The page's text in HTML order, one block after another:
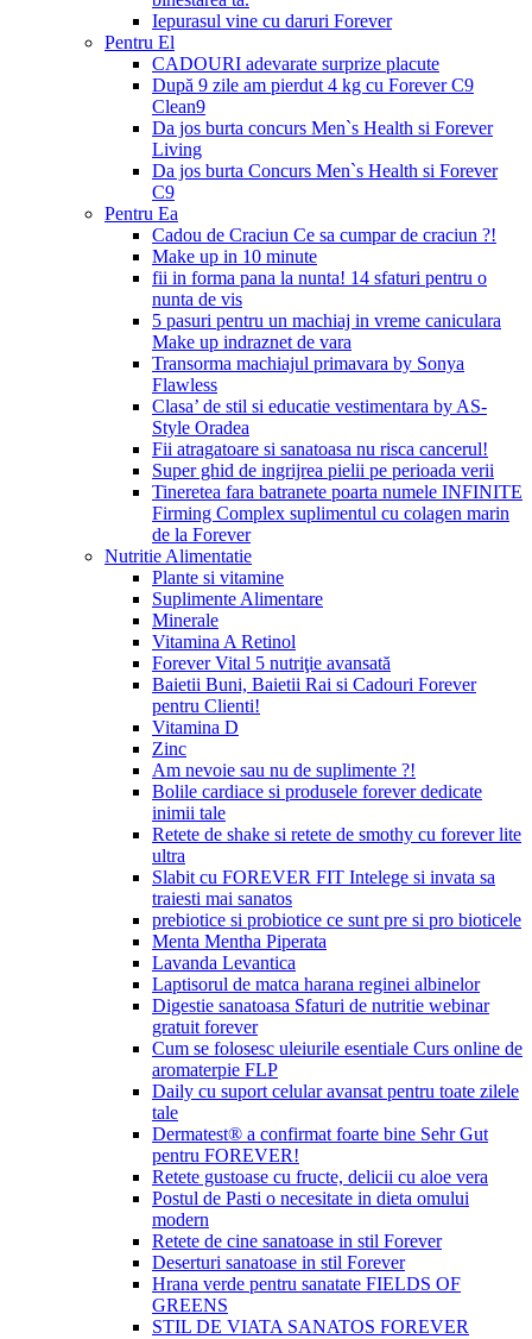
Iepurasul vine cu daruri Forever
Pentru El
CADOURI adevarate surprize placute
După 9 zile am pierdut 4 kg cu Forever C9
Clean9
Da jos burta concurs Men`s Health si Forever
Living
Da jos burta Concurs Men`s Health si Forever
C9
Pentru Ea
Cadou de Craciun Ce sa cumpar de craciun ?!
Make up in 10 minute
fii in forma pana la nunta! 14 sfaturi pentru o
nunta de vis
5 pasuri pentru un machiaj in vreme caniculara
Make up indraznet de vara
Transorma machiajul primavara by Sonya
Flawless
Clasa’ de stil si educatie vestimentara by AS-
Style Oradea
Fii atragatoare si sanatoasa nu risca cancerul!
Super ghid de ingrijrea pielii pe perioada verii
Tineretea fara batranete poarta numele INFINITE
Firming Complex suplimentul cu colagen marin
de la Forever
Nutritie Alimentatie
Plante si vitamine
Suplimente Alimentare
Minerale
Vitamina A Retinol
Forever Vital 5 nutriţie avansată
Baietii Buni, Baietii Rai si Cadouri Forever
pentru Clienti!
Vitamina D
Zinc
Am nevoie sau nu de suplimente ?!
Bolile cardiace si produsele forever dedicate
inimii tale
Retete de shake si retete de smothy cu forever lite
ultra
Slabit cu FOREVER FIT Intelege si invata sa
traiesti mai sanatos
prebiotice si probiotice ce sunt pre si pro bioticele
Menta Mentha Piperata
Lavanda Levantica
Laptisorul de matca harana reginei albinelor
Digestie sanatoasa Sfaturi de nutritie webinar
gratuit forever
Cum se folosesc uleiurile esentiale Curs online de
aromaterpie FLP
Daily cu suport celular avansat pentru toate zilele
tale
Dermatest® a confirmat foarte bine Sehr Gut
pentru FOREVER!
Retete gustoase cu fructe, delicii cu aloe vera
Postul de Pasti o necesitate in dieta omului
modern
Retete de cine sanatoase in stil Forever
Deserturi sanatoase in stil Forever
Hrana verde pentru sanatate FIELDS OF
GREENS
STIL DE VIATA SANATOS FOREVER